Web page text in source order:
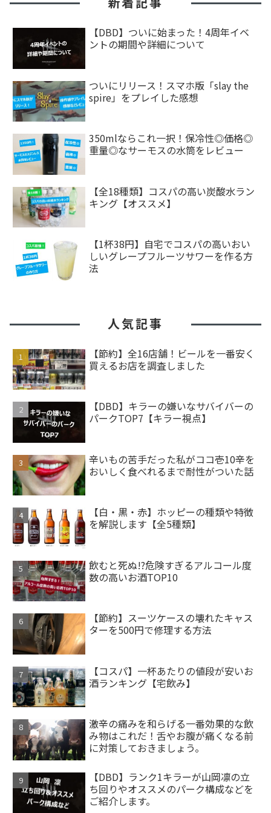
【DBD】ついに始まった！4周年イベ
ントの期間や詳細について
ついにリリース！スマホ版「slay the
spire」をプレイした感想
350mlならこれ一択！保冷性◎価格◎
重量◎なサーモスの水筒をレビュー
【全18種類】コスパの高い炭酸水ラン
キング【オススメ】
【1杯38円】自宅でコスパの高いおい
しいグレープフルーツサワーを作る方
法
人気記事
【節約】全16店舗！ビールを一番安く
買えるお店を調査しました
【DBD】キラーの嫌いなサバイバーの
パークTOP7【キラー視点】
辛いもの苦手だった私がココ壱10辛を
おいしく食べれるまで耐性がついた話
【白・黒・赤】ホッピーの種類や特徴
を解説します【全5種類】
飲むと死ぬ!?危険すぎるアルコール度
数の高いお酒TOP10
【節約】スーツケースの壊れたキャス
ターを500円で修理する方法
【コスパ】一杯あたりの値段が安いお
酒ランキング【宅飲み】
激辛の痛みを和らげる一番効果的な飲
み物はこれだ！舌やお腹が痛くなる前
に対策しておきましょう。
【DBD】ランク1キラーが山岡凛の立
ち回りやオススメのパーク構成などを
ご紹介します。